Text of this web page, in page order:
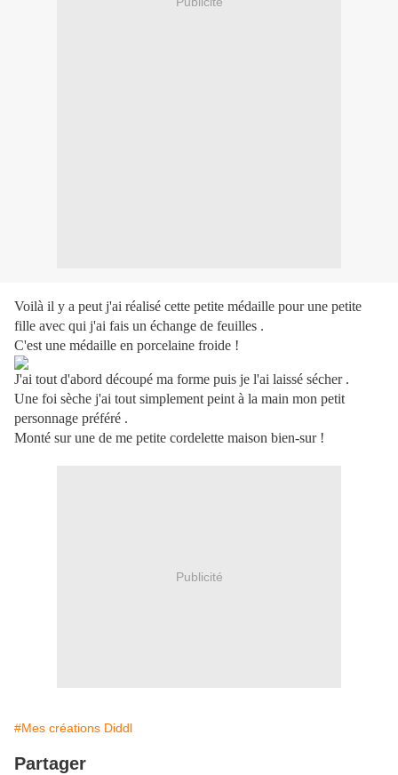
Voilà il y a peut j'ai réalisé cette petite médaille pour une petite
fille avec qui j'ai fais un échange de feuilles .
C'est une médaille en porcelaine froide !
J'ai tout d'abord découpé ma forme puis je l'ai laissé sécher .
Une foi sèche j'ai tout simplement peint à la main mon petit
personnage préféré .
Monté sur une de me petite cordelette maison bien-sur !
Publicité
#Mes créations Diddl
Partager